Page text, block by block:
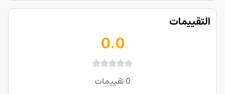
التقييمات
0.0
0تقييمات